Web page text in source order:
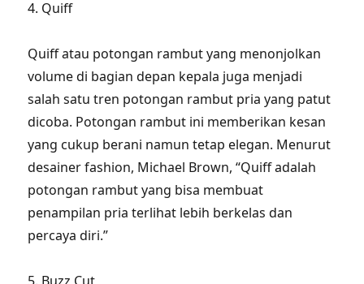
4. Quiff
Quiff atau potongan rambut yang menonjolkan
volume di bagian depan kepala juga menjadi
salah satu tren potongan rambut pria yang patut
dicoba. Potongan rambut ini memberikan kesan
yang cukup berani namun tetap elegan. Menurut
desainer fashion, Michael Brown, “Quiff adalah
potongan rambut yang bisa membuat
penampilan pria terlihat lebih berkelas dan
percaya diri.”